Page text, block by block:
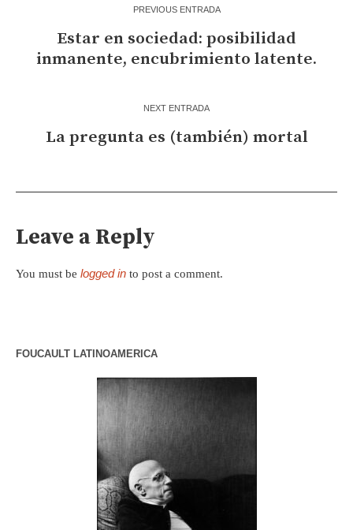
PREVIOUS ENTRADA
Estar en sociedad: posibilidad
inmanente, encubrimiento latente.
NEXT ENTRADA
La pregunta es (también) mortal
Leave a Reply
You must be logged in to post a comment.
FOUCAULT LATINOAMERICA